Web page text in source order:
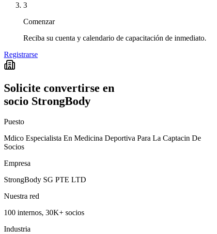
3
Comenzar
Reciba su cuenta y calendario de capacitación de inmediato.
Registrarse
Solicite convertirse en
socio StrongBody
Puesto
Mdico Especialista En Medicina Deportiva Para La Captacin De
Socios
Empresa
StrongBody SG PTE LTD
Nuestra red
100 internos, 30K+ socios
Industria